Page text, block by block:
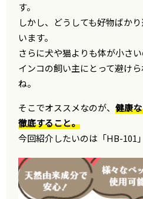
す。
しかし、どうしても好物ばか
います。
さらに犬や猫よりも体が小さ
インコの飼い主にとって避け
ね。
そこでオススメなのが、健康
徹底すること。
今回紹介したいのは「HB-101」